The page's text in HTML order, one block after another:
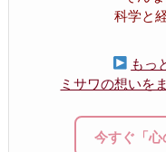
科学と
もっ
ミサワの想いを
今すぐ「